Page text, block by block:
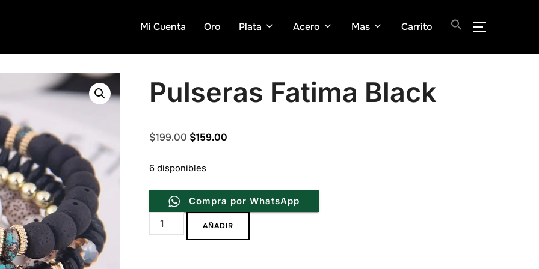
Mi Cuenta Oro Plata Acero Mas Carrito
Pulseras Fatima Black
$199.00 Original
was:
$199.00.
$159.00
$159.00.
6 disponibles
Compra por WhatsApp
Pulseras
Fatima
AÑADIR